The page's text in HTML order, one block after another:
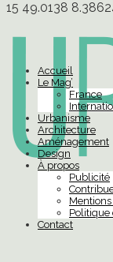
15 49.0138
Accueil
Le Mag’
France
Urbanisme
Architecture
Aménagement
Design
À propos
Publicité
Politique
Contact